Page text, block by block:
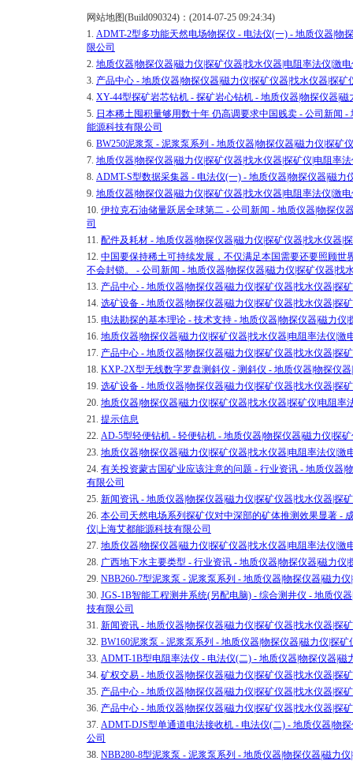
网站地图(Build090324)：(2014-07-25 09:24:34)
1. ADMT-2型多功能天然电场物探仪 - 电法仪(一) - 地质仪器|物
限公司
2. 地质仪器|物探仪器|磁力仪|探矿仪器|找水仪器|电阻率法仪|激
3. 产品中心 - 地质仪器|物探仪器|磁力仪|探矿仪器|找水仪器|探
4. XY-44型探矿岩芯钻机 - 探矿岩心钻机 - 地质仪器|物探仪器|
5. 日本稀土囤积量够用数十年 仍高调要求中国贱卖 - 公司新闻
能源科技有限公司
6. BW250泥浆泵 - 泥浆泵系列 - 地质仪器|物探仪器|磁力仪|探矿
7. 地质仪器|物探仪器|磁力仪|探矿仪器|找水仪器|探矿仪|电阻率
8. ADMT-S型数据采集器 - 电法仪(一) - 地质仪器|物探仪器|磁
9. 地质仪器|物探仪器|磁力仪|探矿仪器|找水仪器|电阻率法仪|激
10. 伊拉克石油储量跃居全球第二 - 公司新闻 - 地质仪器|物探仪
司
11. 配件及耗材 - 地质仪器|物探仪器|磁力仪|探矿仪器|找水仪器|
12. 中国要保持稀土可持续发展，不仅满足本国需要还要照顾
不会封锁。 - 公司新闻 - 地质仪器|物探仪器|磁力仪|探矿仪器|
13. 产品中心 - 地质仪器|物探仪器|磁力仪|探矿仪器|找水仪器|探
14. 选矿设备 - 地质仪器|物探仪器|磁力仪|探矿仪器|找水仪器|探
15. 电法勘探的基本理论 - 技术支持 - 地质仪器|物探仪器|磁力
16. 地质仪器|物探仪器|磁力仪|探矿仪器|找水仪器|电阻率法仪|
17. 产品中心 - 地质仪器|物探仪器|磁力仪|探矿仪器|找水仪器|探
18. KXP-2X型无线数字罗盘测斜仪 - 测斜仪 - 地质仪器|物探仪
19. 选矿设备 - 地质仪器|物探仪器|磁力仪|探矿仪器|找水仪器|探
20. 地质仪器|物探仪器|磁力仪|探矿仪器|找水仪器|探矿仪|电阻
21. 提示信息
22. AD-5型轻便钻机 - 轻便钻机 - 地质仪器|物探仪器|磁力仪|探
23. 地质仪器|物探仪器|磁力仪|探矿仪器|找水仪器|电阻率法仪|
24. 有关投资蒙古国矿业应该注意的问题 - 行业资讯 - 地质仪器|
有限公司
25. 新闻资讯 - 地质仪器|物探仪器|磁力仪|探矿仪器|找水仪器|探
26. 本公司天然电场系列探矿仪对中深部的矿体推测效果显著 -
仪|上海艾都能源科技有限公司
27. 地质仪器|物探仪器|磁力仪|探矿仪器|找水仪器|电阻率法仪|
28. 广西地下水主要类型 - 行业资讯 - 地质仪器|物探仪器|磁力
29. NBB260-7型泥浆泵 - 泥浆泵系列 - 地质仪器|物探仪器|磁力
30. JGS-1B智能工程测井系统(另配电脑) - 综合测井仪 - 地质仪
技有限公司
31. 新闻资讯 - 地质仪器|物探仪器|磁力仪|探矿仪器|找水仪器|探
32. BW160泥浆泵 - 泥浆泵系列 - 地质仪器|物探仪器|磁力仪|探
33. ADMT-1B型电阻率法仪 - 电法仪(二) - 地质仪器|物探仪器|
34. 矿权交易 - 地质仪器|物探仪器|磁力仪|探矿仪器|找水仪器|探
35. 产品中心 - 地质仪器|物探仪器|磁力仪|探矿仪器|找水仪器|探
36. 产品中心 - 地质仪器|物探仪器|磁力仪|探矿仪器|找水仪器|探
37. ADMT-DJS型单通道电法接收机 - 电法仪(二) - 地质仪器|物
公司
38. NBB280-8型泥浆泵 - 泥浆泵系列 - 地质仪器|物探仪器|磁力